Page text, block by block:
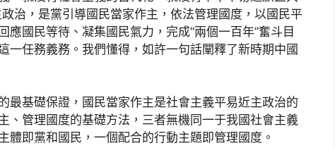
治，是黨引導國民當家作主，依法管理國度，以國民平
國民等待、凝集國民氣力，完成“兩個一百年”奮斗目
一任務義務。我們懂得，如許一句話闡釋了新時期中國
基礎保證，國民當家作主是社會主義平易近主政治的
、管理國度的基礎方法，三者無機同一于我國社會主義
體即黨和國民，一個配合的行動主題即管理國度。